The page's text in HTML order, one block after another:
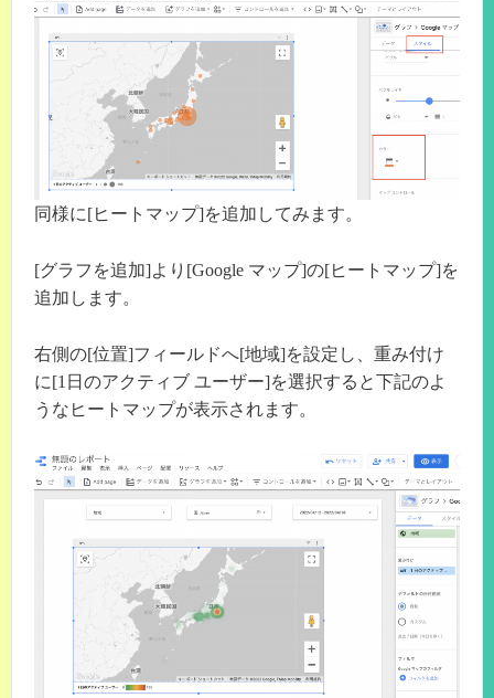
同様に[ヒートマップ]を追加してみます。
[グラフを追加]より[Google マップ]の[ヒートマップ]を
追加します。
右側の[位置]フィールドへ[地域]を設定し、重み付け
に[1日のアクティブ ユーザー]を選択すると下記のよ
うなヒートマップが表示されます。